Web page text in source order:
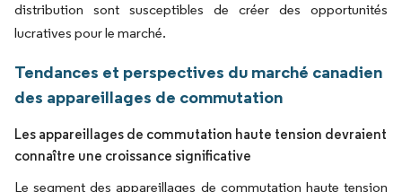
distribution sont susceptibles de créer des opportunités
lucratives pour le marché.
Tendances et perspectives du marché canadien
des appareillages de commutation
Les appareillages de commutation haute tension devraient
connaître une croissance significative
Le segment des appareillages de commutation haute tension